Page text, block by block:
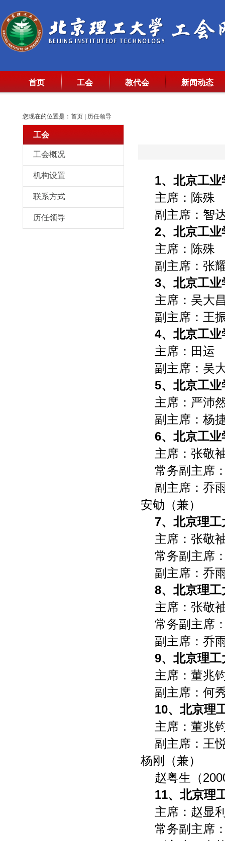
首页 工会 教代会 新闻动态
您现在的位置是： 首页 历任领导
工会
工会概况
机构设置
联系方式
历任领导
1、北京工
主席：陈殊
副主席：智
2、北京工
主席：陈殊
副主席：张
3、北京工
主席：吴大
副主席：王
4、北京工
主席：田运
副主席：吴
5、北京工
主席：严沛
副主席：杨
6、北京工
主席：张敬
常务副主席
副主席：乔
安劬（兼）
7、北京理
主席：张敬
常务副主席
副主席：乔
8、北京理
主席：张敬
常务副主席
副主席：乔
9、北京理
主席：董兆
副主席：何
10、北京理
主席：董兆
副主席：王
杨刚（兼）
赵粤生（
11、北京理
主席：赵显
常务副主席